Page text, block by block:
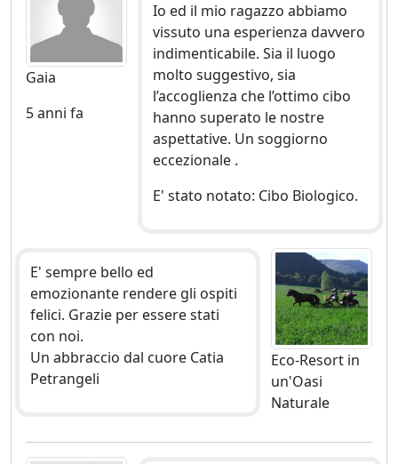
Gaia
5 anni fa
Io ed il mio ragazzo abbiamo
vissuto una esperienza davvero
indimenticabile. Sia il luogo
molto suggestivo, sia
l’accoglienza che l’ottimo cibo
hanno superato le nostre
aspettative. Un soggiorno
eccezionale .
E' stato notato: Cibo Biologico.
E' sempre bello ed
emozionante rendere gli ospiti
felici. Grazie per essere stati
con noi.
Un abbraccio dal cuore Catia
Petrangeli
Eco-Resort in
un'Oasi
Naturale